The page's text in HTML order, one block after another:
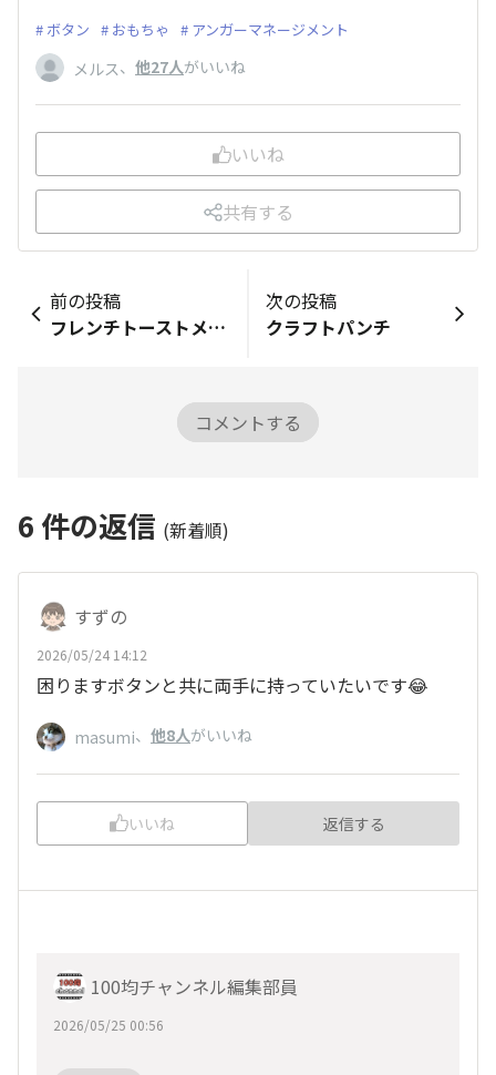
ボタン おもちゃ アンガーマネージメント
メルス、 他27人がいいね
いいね
共有する
前の投稿
フレンチトーストメーカー🍞
次の投稿
クラフトパンチ
コメントする
6 件の返信 (新着順)
すずの
2026/05/24 14:12
困りますボタンと共に両手に持っていたいです😂
masumi、 他8人がいいね
いいね 返信する
100均チャンネル編集部員
2026/05/25 00:56